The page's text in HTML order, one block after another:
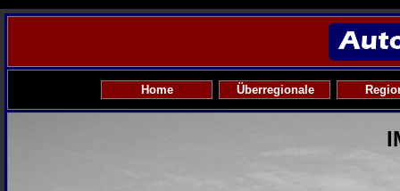
Home Überregionale